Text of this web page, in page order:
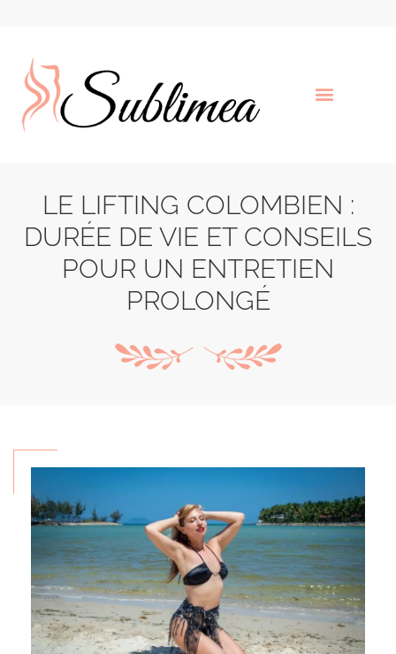
LE LIFTING COLOMBIEN :
DURÉE DE VIE ET CONSEILS
POUR UN ENTRETIEN
PROLONGÉ